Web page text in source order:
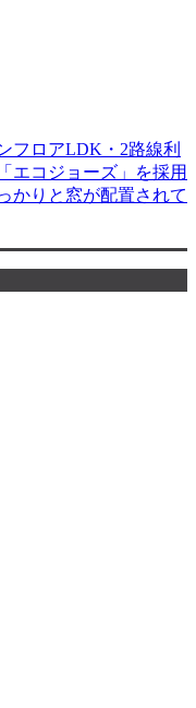
フロアLDK・2路線利
エコジョーズ」を採用
かりと窓が配置されて